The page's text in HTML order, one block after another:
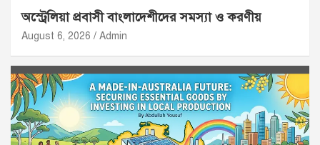
অস্ট্রেলিয়া প্রবাসী বাংলাদেশীদের সমস্যা ও করণীয়
August 6, 2026 Admin